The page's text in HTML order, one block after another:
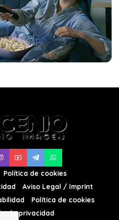
Política de cookies
Aviso Legal / Imprint
Política de cookies
de privacidad